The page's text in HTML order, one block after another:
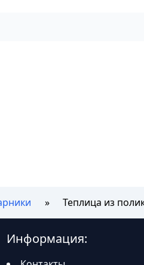
Теплица из
Информация: